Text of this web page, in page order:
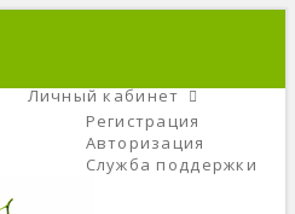
Личный кабинет
Регистрация
Авторизация
Служба поддержки